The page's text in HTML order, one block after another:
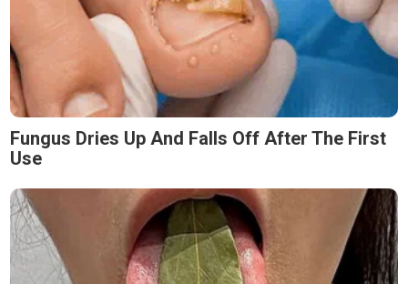
Fungus Dries Up And Falls Off After The First
Use